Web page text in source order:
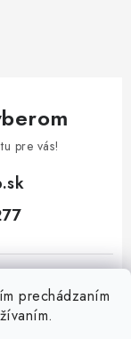
prechádzaním
pre vás!